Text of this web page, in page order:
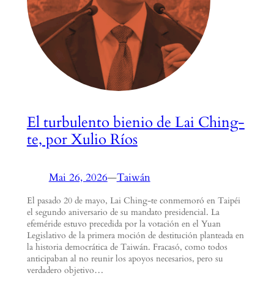
El turbulento bienio de Lai Ching-
te, por Xulio Ríos
Mai 26, 2026—Taiwán
El pasado 20 de mayo, Lai Ching-te conmemoró en Taipéi
el segundo aniversario de su mandato presidencial. La
efeméride estuvo precedida por la votación en el Yuan
Legislativo de la primera moción de destitución planteada en
la historia democrática de Taiwán. Fracasó, como todos
anticipaban al no reunir los apoyos necesarios, pero su
verdadero objetivo…